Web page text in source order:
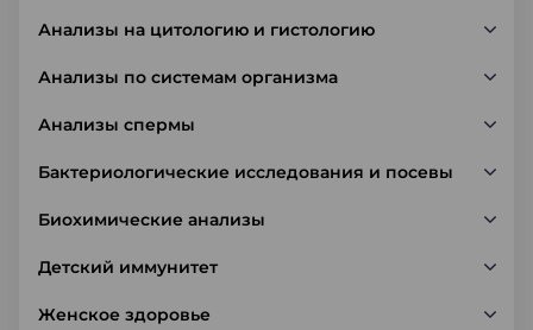
Анализы на цитологию и гистологию
Анализы по системам организма
Анализы спермы
Бактериологические исследования и посевы
Биохимические анализы
Детский иммунитет
Женское здоровье